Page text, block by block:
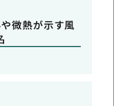
微熱が示す風